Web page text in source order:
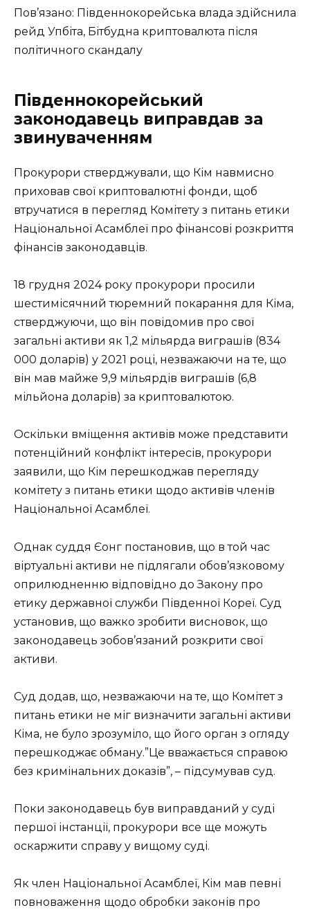
Пов’язано: Південнокорейська влада здійснила
рейд Упбіта, Бітбудна криптовалюта після
політичного скандалу
Південнокорейський
законодавець виправдав за
звинуваченням
Прокурори стверджували, що Кім навмисно
приховав свої криптовалютні фонди, щоб
втручатися в перегляд Комітету з питань етики
Національної Асамблеї про фінансові розкриття
фінансів законодавців.
18 грудня 2024 року прокурори просили
шестимісячний тюремний покарання для Кіма,
стверджуючи, що він повідомив про свої
загальні активи як 1,2 мільярда виграшів (834
000 доларів) у 2021 році, незважаючи на те, що
він мав майже 9,9 мільярдів виграшів (6,8
мільйона доларів) за криптовалютою.
Оскільки вміщення активів може представити
потенційний конфлікт інтересів, прокурори
заявили, що Кім перешкоджав перегляду
комітету з питань етики щодо активів членів
Національної Асамблеї.
Однак суддя Єонг постановив, що в той час
віртуальні активи не підлягали обов’язковому
оприлюдненню відповідно до Закону про
етику державної служби Південної Кореї. Суд
установив, що важко зробити висновок, що
законодавець зобов’язаний розкрити свої
активи.
Суд додав, що, незважаючи на те, що Комітет з
питань етики не міг визначити загальні активи
Кіма, не було зрозуміло, що його орган з огляду
перешкоджає обману.”Це вважається справою
без кримінальних доказів”, – підсумував суд.
Поки законодавець був виправданий у суді
першої інстанції, прокурори все ще можуть
оскаржити справу у вищому суді.
Як член Національної Асамблеї, Кім мав певні
повноваження щодо обробки законів про